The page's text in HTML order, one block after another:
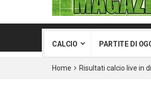
CALCIO PARTITE DI
Home Risultati calcio live in